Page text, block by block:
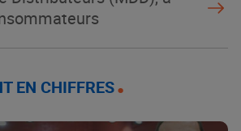
EN CHIFFRES